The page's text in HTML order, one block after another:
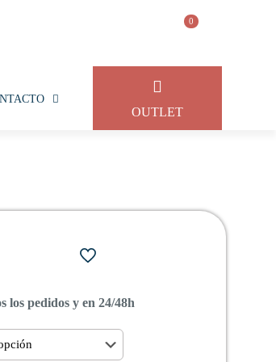
0
OUTLET
los pedidos y en 24/48h